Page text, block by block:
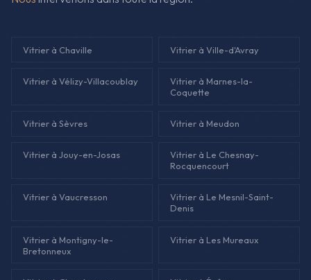
Vitrier à Chaville Vitrier à Ville-d'Avray
Vitrier à Vélizy-Villacoublay
Vitrier à Marnes-la-
Coquette
Vitrier à Sèvres Vitrier à Meudon
Vitrier à Jouy-en-Josas
Vitrier à Le Chesnay-
Rocquencourt
Vitrier à Vaucresson
Vitrier à Le Mesnil-Saint-
Denis
Vitrier à Montigny-le-
Bretonneux
Vitrier à Les Mureaux